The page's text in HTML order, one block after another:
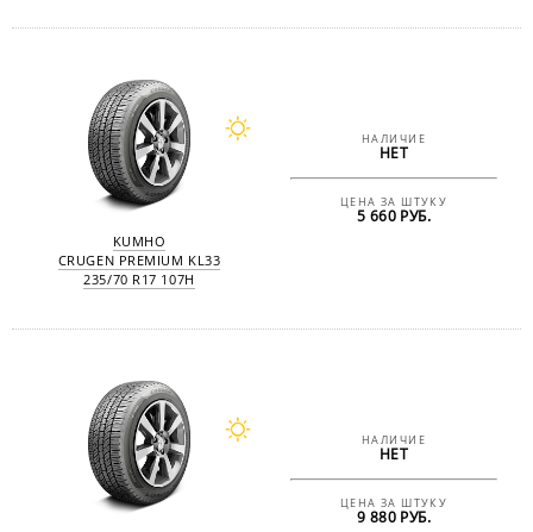
KUMHO
CRUGEN PREMIUM KL33
235/70 R17 107H
НАЛИЧИЕ
НЕТ
ЦЕНА ЗА ШТУКУ
5 660 РУБ.
НАЛИЧИЕ
НЕТ
ЦЕНА ЗА ШТУКУ
9 880 РУБ.